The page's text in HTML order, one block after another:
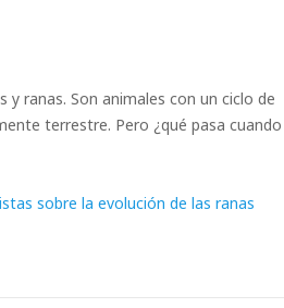
ranas. Son animales con un ciclo de
terrestre. Pero ¿qué pasa cuando
sobre la evolución de las ranas